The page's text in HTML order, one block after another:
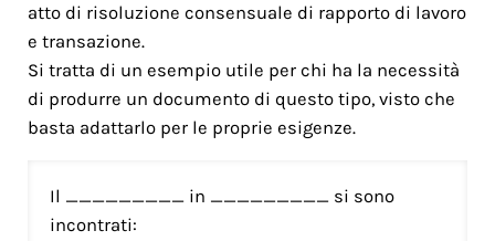
atto di risoluzione consensuale di rapporto di lavoro
e transazione.
Si tratta di un esempio utile per chi ha la necessità
di produrre un documento di questo tipo, visto che
basta adattarlo per le proprie esigenze.
Il _________ in _________ si sono
incontrati: